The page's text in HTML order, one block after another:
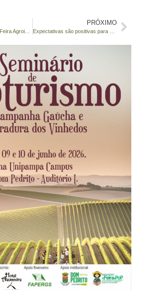
PRÓXIMO